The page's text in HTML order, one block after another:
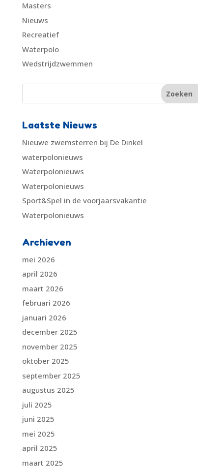
Masters
Nieuws
Recreatief
Waterpolo
Wedstrijdzwemmen
Laatste Nieuws
Nieuwe zwemsterren bij De Dinkel
waterpolonieuws
Waterpolonieuws
Waterpolonieuws
Sport&Spel in de voorjaarsvakantie
Waterpolonieuws
Archieven
mei 2026
april 2026
maart 2026
februari 2026
januari 2026
december 2025
november 2025
oktober 2025
september 2025
augustus 2025
juli 2025
juni 2025
mei 2025
april 2025
maart 2025